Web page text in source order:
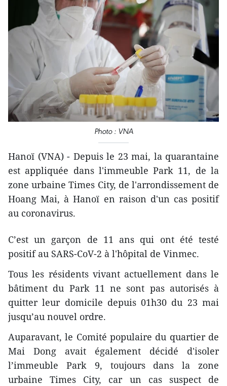
Photo : VNA
Hanoï (VNA) - Depuis le 23 mai, la quarantaine
est appliquée dans l'immeuble Park 11, de la
zone urbaine Times City, de l'arrondissement de
Hoang Mai, à Hanoï en raison d'un cas positif
au coronavirus.
C’est un garçon de 11 ans qui ont été testé
positif au SARS-CoV-2 à l'hôpital de Vinmec.
Tous les résidents vivant actuellement dans le
bâtiment du Park 11 ne sont pas autorisés à
quitter leur domicile depuis 01h30 du 23 mai
jusqu’au nouvel ordre.
Auparavant, le Comité populaire du quartier de
Mai Dong avait également décidé d'isoler
l’immeuble Park 9, toujours dans la zone
urbaine Times City, car un cas suspect de